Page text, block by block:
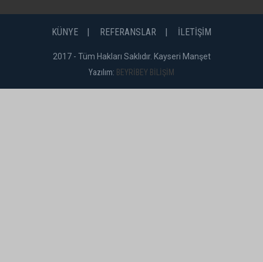
KÜNYE REFERANSLAR İLETİŞİM
2017 - Tüm Hakları Saklıdır. Kayseri Manşet
Yazılım: BEYRİBEY BİLİŞİM